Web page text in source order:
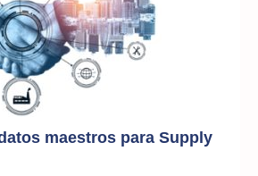
maestros para Supply